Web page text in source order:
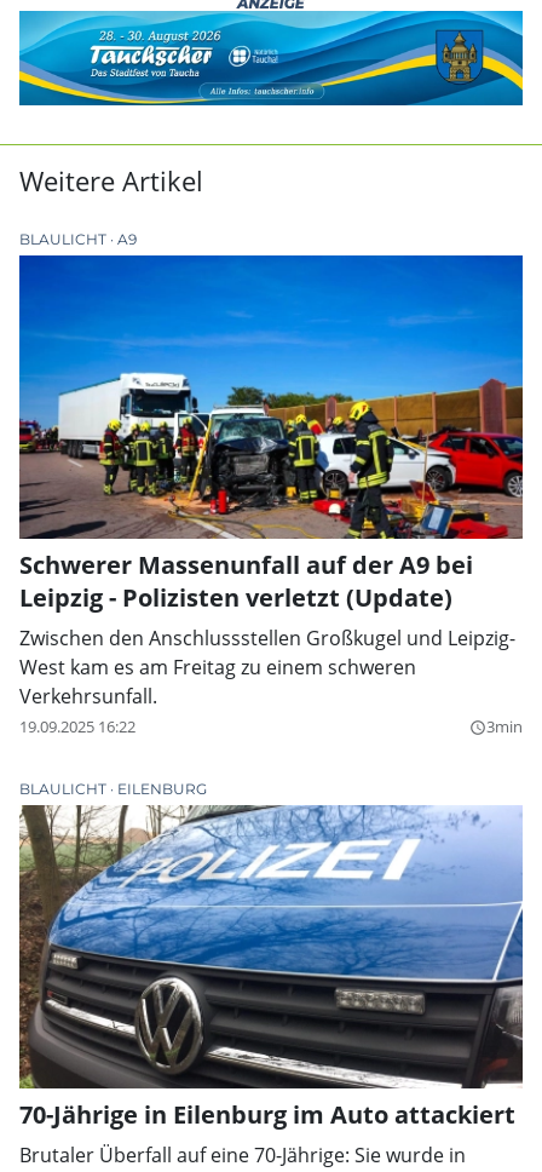
Weitere Artikel
BLAULICHT A9
Schwerer Massenunfall auf der A9 bei
Leipzig - Polizisten verletzt (Update)
Zwischen den Anschlussstellen Großkugel und Leipzig-
West kam es am Freitag zu einem schweren
Verkehrsunfall.
19.09.2025 16:22 query_builder3min
BLAULICHT EILENBURG
70-Jährige in Eilenburg im Auto attackiert
Brutaler Überfall auf eine 70-Jährige: Sie wurde in